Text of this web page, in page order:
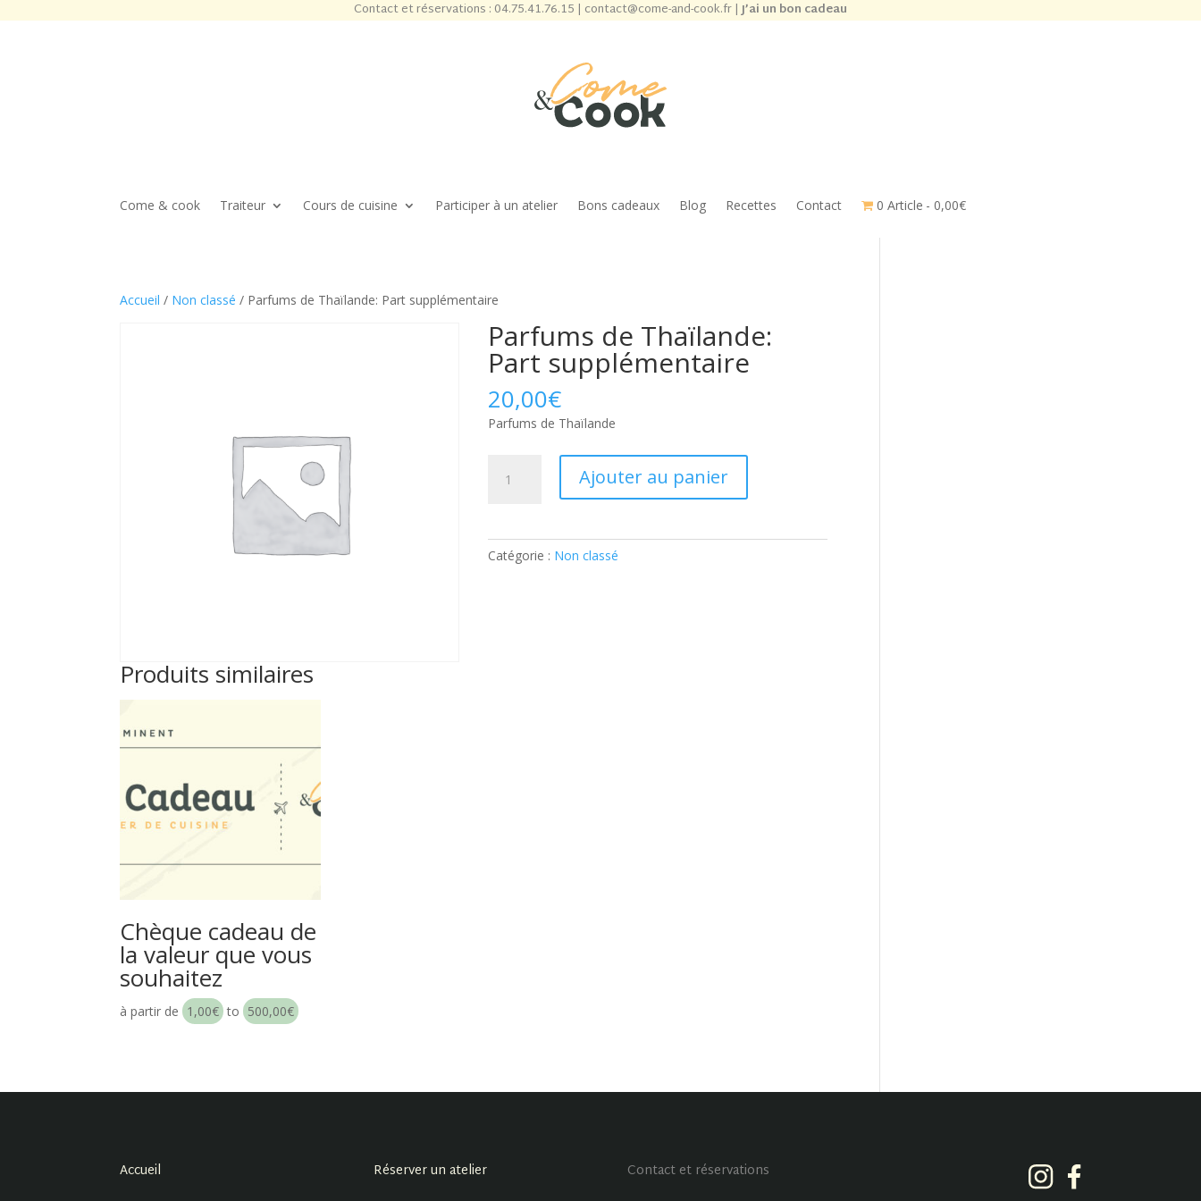
Contact et réservations : 04.75.41.76.15 | contact@come-and-cook.fr|J’ai un bon cadeau
Come & cook Traiteur Cours de cuisine Participer à un atelier Bons cadeaux Blog Recettes Contact 0 Article 0,00€
Accueil / Non classé / Parfums de Thaïlande: Part supplémentaire
Parfums de Thaïlande:
Part supplémentaire
20,00€
Parfums de Thaïlande
Ajouter au panier
Catégorie : Non classé
Produits similaires
Chèque cadeau de
la valeur que vous
souhaitez
à partir de 1,00€ to 500,00€
Accueil
Réserver un atelier
Contact et réservations